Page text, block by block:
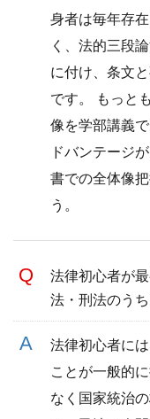
身者は毎年存
く、法的三段
に付け、条文
です。 もっと
像を学部講義
ドバンテージ
書での全体像
う。
法律初心者が
法・刑法のう
法律初心者に
ことが一般的
なく国家統治